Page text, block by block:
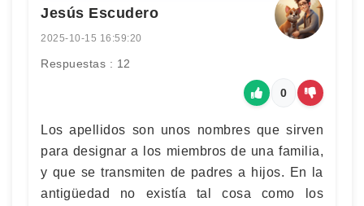
Jesús Escudero
2025-10-15 16:59:20
Respuestas : 12
0
Los apellidos son unos nombres que sirven
para designar a los miembros de una familia,
y que se transmiten de padres a hijos. En la
antigüedad no existía tal cosa como los